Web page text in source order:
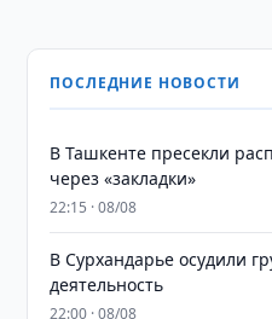
ПОСЛЕДНИЕ НОВОСТИ
В Ташкенте пресекли
через «закладки»
22:15 · 08/08
В Сурхандарье осудили
деятельность
22:00 · 08/08